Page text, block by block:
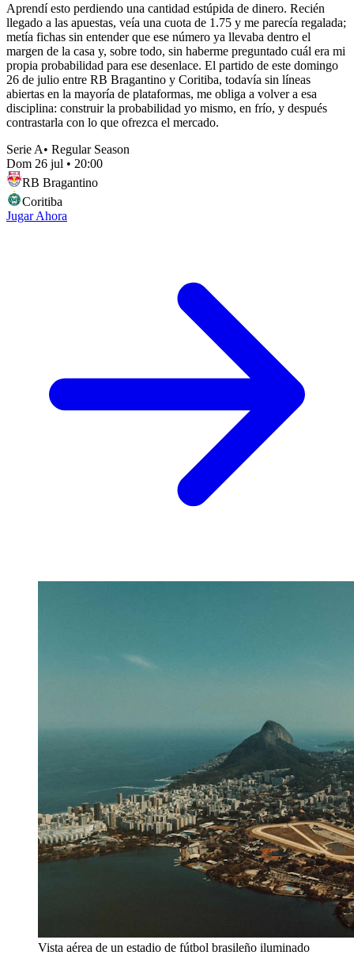
Aprendí esto perdiendo una cantidad estúpida de dinero. Recién
llegado a las apuestas, veía una cuota de 1.75 y me parecía regalada;
metía fichas sin entender que ese número ya llevaba dentro el
margen de la casa y, sobre todo, sin haberme preguntado cuál era mi
propia probabilidad para ese desenlace. El partido de este domingo
26 de julio entre RB Bragantino y Coritiba, todavía sin líneas
abiertas en la mayoría de plataformas, me obliga a volver a esa
disciplina: construir la probabilidad yo mismo, en frío, y después
contrastarla con lo que ofrezca el mercado.
Serie A• Regular Season
Dom 26 jul • 20:00
RB Bragantino
Coritiba
Jugar Ahora
Vista aérea de un estadio de fútbol brasileño iluminado